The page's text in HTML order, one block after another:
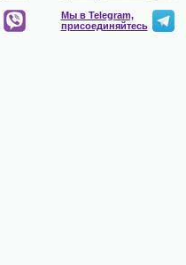
Мы в Telegram,
присоединяйтесь